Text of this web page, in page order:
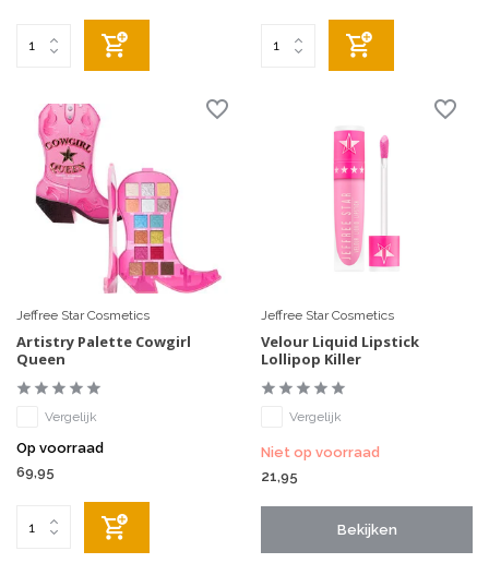
Jeffree Star Cosmetics
Artistry Palette Cowgirl
Queen
Vergelijk
Op voorraad
69,95
Jeffree Star Cosmetics
Velour Liquid Lipstick
Lollipop Killer
Vergelijk
Niet op voorraad
21,95
Bekijken